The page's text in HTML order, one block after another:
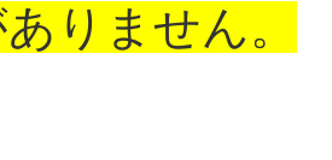
りません。